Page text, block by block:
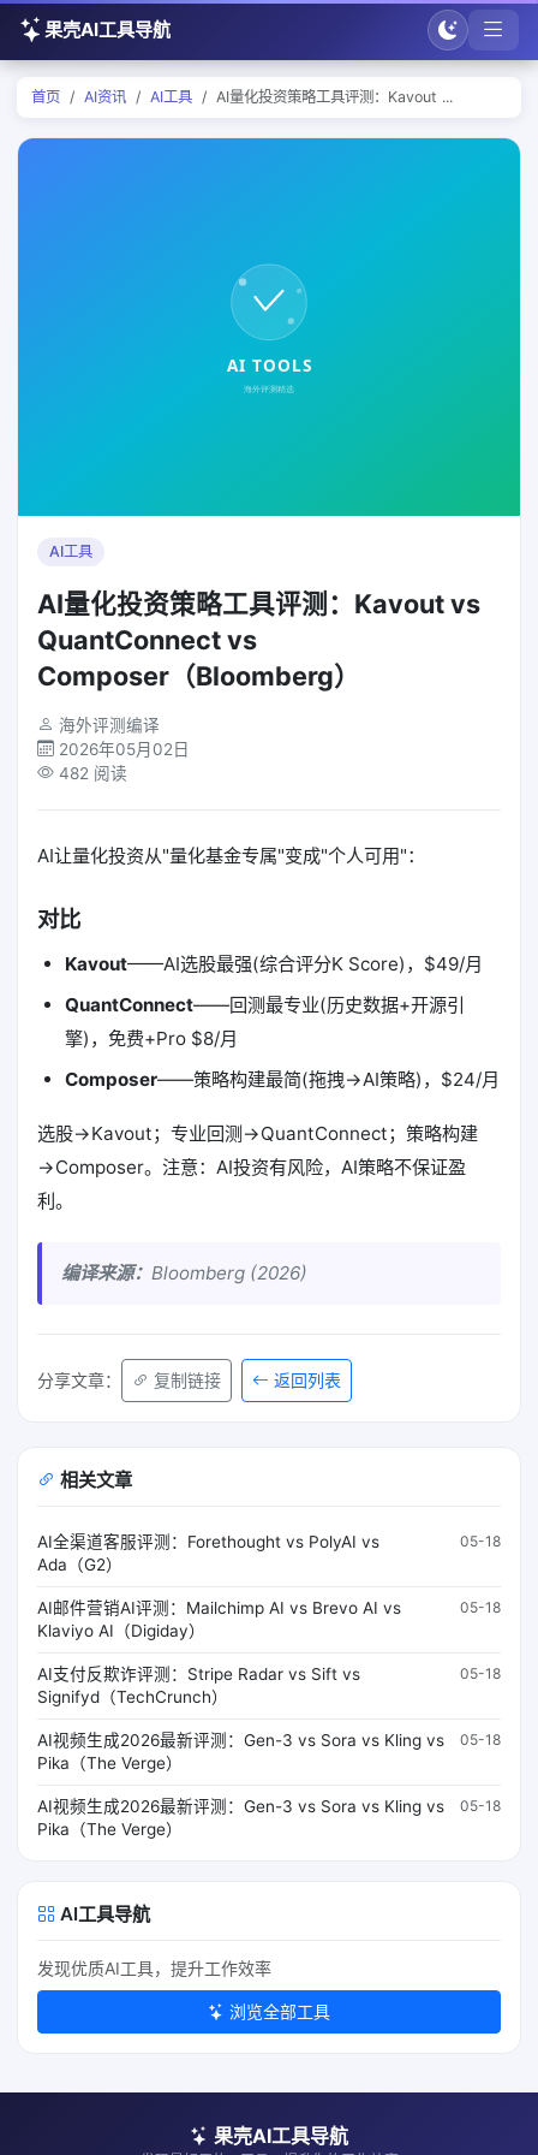
果壳AI工具导航
首页 AI资讯 AI工具 AI量化投资策略工具评测：Kavout ...
AI工具
AI量化投资策略工具评测：Kavout vs
QuantConnect vs
Composer（Bloomberg）
海外评测编译
2026年05月02日
482 阅读
AI让量化投资从"量化基金专属"变成"个人可用"：
对比
Kavout——AI选股最强(综合评分K Score)，$49/月
QuantConnect——回测最专业(历史数据+开源引
擎)，免费+Pro $8/月
Composer——策略构建最简(拖拽→AI策略)，$24/月
选股→Kavout；专业回测→QuantConnect；策略构建
→Composer。注意：AI投资有风险，AI策略不保证盈
利。
编译来源： Bloomberg (2026)
分享文章： 复制链接 返回列表
相关文章
AI全渠道客服评测：Forethought vs PolyAI vs
Ada（G2）
05-18
AI邮件营销AI评测：Mailchimp AI vs Brevo AI vs
Klaviyo AI（Digiday）
05-18
AI支付反欺诈评测：Stripe Radar vs Sift vs
Signifyd（TechCrunch）
05-18
AI视频生成2026最新评测：Gen-3 vs Sora vs Kling vs
Pika（The Verge）
05-18
AI视频生成2026最新评测：Gen-3 vs Sora vs Kling vs
Pika（The Verge）
05-18
AI工具导航
发现优质AI工具，提升工作效率
浏览全部工具
果壳AI工具导航